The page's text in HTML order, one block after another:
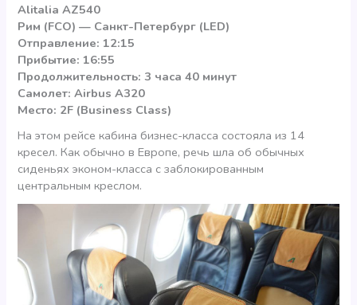
Alitalia AZ540
Рим (FCO) — Санкт-Петербург (LED)
Отправление: 12:15
Прибытие: 16:55
Продолжительность: 3 часа 40 минут
Самолет: Airbus A320
Место: 2F (Business Class)
На этом рейсе кабина бизнес-класса состояла из 14
кресел. Как обычно в Европе, речь шла об обычных
сиденьях эконом-класса с заблокированным
центральным креслом.